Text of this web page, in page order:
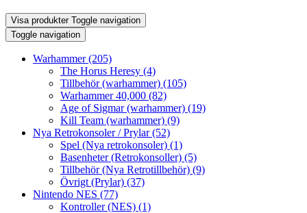
Visa produkter Toggle navigation
Toggle navigation
Warhammer(205)
The Horus Heresy (4)
Tillbehör (warhammer) (105)
Warhammer 40,000 (82)
Age of Sigmar (warhammer) (19)
Kill Team (warhammer) (9)
Nya Retrokonsoler / Prylar(52)
Spel (Nya retrokonsoler) (1)
Basenheter (Retrokonsoller) (5)
Tillbehör (Nya Retrotillbehör) (9)
Övrigt (Prylar) (37)
Nintendo NES (77)
Kontroller (NES) (1)